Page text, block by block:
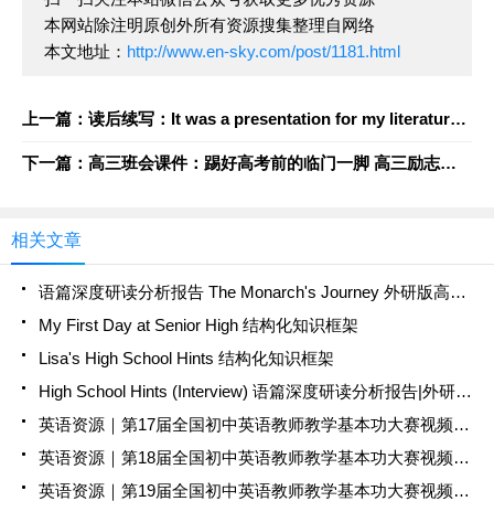
本网站除注明原创外所有资源搜集整理自网络
本文地址： http://www.en-sky.com/post/1181.html
上一篇：读后续写：It was a presentation for my literature class 学生克服公开演讲的恐惧,通过喜剧表演和他人指导提升演讲能力
下一篇：高三班会课件：踢好高考前的临门一脚 高三励志教育主题班会课件
相关文章
语篇深度研读分析报告 The Monarch's Journey 外研版高中英语必修一 · Unit 5 Into the Wild · Understanding Ideas
My First Day at Senior High 结构化知识框架
Lisa's High School Hints 结构化知识框架
High School Hints (Interview) 语篇深度研读分析报告|外研版必修一 Unit 1 Developing Ideas
英语资源｜​第17届全国初中英语教师教学基本功大赛视频+课件免费下载
英语资源｜​第18届全国初中英语教师教学基本功大赛视频+课件免费下载
英语资源｜​第19届全国初中英语教师教学基本功大赛视频+课件免费下载